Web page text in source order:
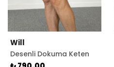
Will
Desenli Dokuma Keten
Siyah Şort